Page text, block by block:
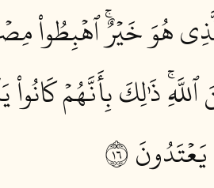
هُوَ خَيۡرٌۚ ٱهۡبِطُواْ
ذَٰلِكَ بِأَنَّهُمۡ كَانُواْ
٦١